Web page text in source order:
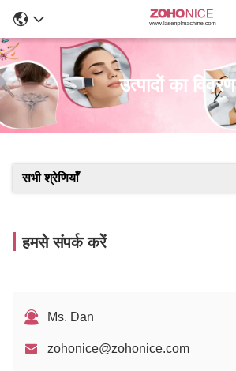
उत्पादों का विवरण
सभी श्रेणियाँ
हमसे संपर्क करें
Ms. Dan
zohonice@zohonice.com